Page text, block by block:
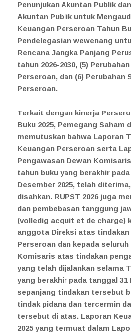
Penunjukan Akuntan Publik
Akuntan Publik untuk
Keuangan Perseroan Tahun
Pendelegasian wewenang
Rencana Jangka Panjang
tahun 2026-2030, (5)
Perseroan, dan (6) Perubahan
Perseroan.
Terkait dengan kinerja
Buku 2025, Pemegang Saham
memutuskan bahwa Laporan
Keuangan Perseroan serta
Pengawasan Dewan
tahun buku yang berakhir
Desember 2025, telah
disahkan. RUPST 2026 juga
dan pembebasan tanggung
(volledig acquit et de charge)
anggota Direksi atas tindakan
Perseroan dan kepada
Komisaris atas tindakan
yang telah dijalankan selama
yang berakhir pada tanggal 31
sepanjang tindakan tersebut
tindak pidana dan tercermin
tersebut di atas. Laporan
2025 yang termuat dalam